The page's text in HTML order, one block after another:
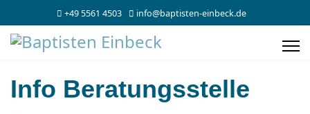
+49 5561 4503 info@baptisten-einbeck.de
Info Beratungsstelle